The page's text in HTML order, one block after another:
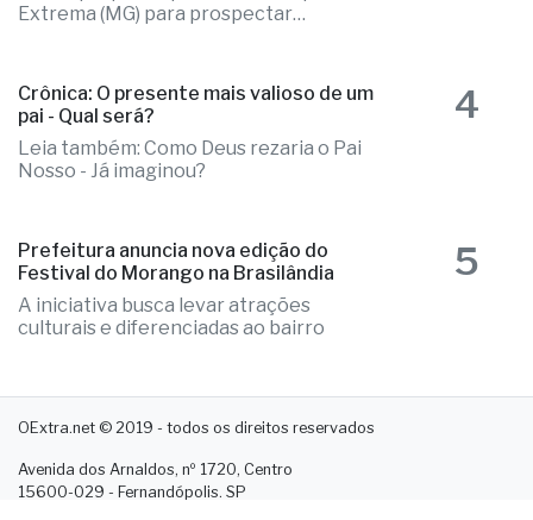
Extrema (MG) para prospectar
Crônica: O presente mais valioso de um
pai - Qual será?
Leia também: Como Deus rezaria o Pai
Nosso - Já imaginou?
4
Prefeitura anuncia nova edição do
Festival do Morango na Brasilândia
A iniciativa busca levar atrações
culturais e diferenciadas ao bairro
5
OExtra.net © 2019 - todos os direitos reservados
Avenida dos Arnaldos, nº 1720, Centro
15600-029 - Fernandópolis. SP